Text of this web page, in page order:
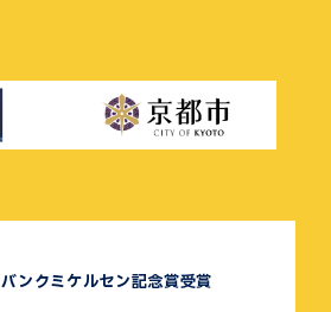
バンクミケルセン記念賞受賞